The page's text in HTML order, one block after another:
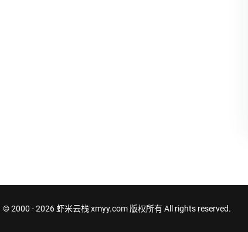
© 2000 - 2026 虾米云栈 xmyy.com版权所有 All rights reserved.